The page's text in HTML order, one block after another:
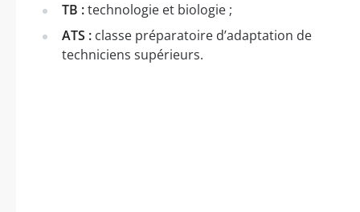
TB :technologie et biologie ;
ATS : classe préparatoire d’adaptation de
techniciens supérieurs.